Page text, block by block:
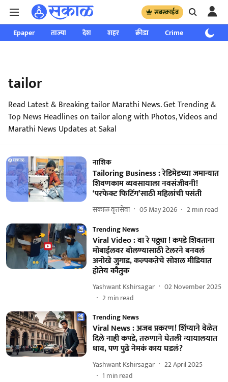
सबस्क्राईब
Epaper ताज्या देश शहर क्रीडा Crime साप्ताहिक
tailor
Read Latest & Breaking tailor Marathi News. Get Trending &
Top News Headlines on tailor along with Photos, Videos and
Marathi News Updates at Sakal
नाशिक
Tailoring Business : रेडिमेडच्या जमान्यात
शिवणकाम व्यवसायाला नवसंजीवनी!
‘परफेक्ट फिटिंग’साठी महिलांची पसंती
सकाळ वृत्तसेवा 05 May 2026 2min read
Trending News
Viral Video : वा रे पठ्ठ्या ! कपडे शिवताना
मोबाईलवर बोलण्यासाठी टेलरने बनवलं
अनोखे जुगाड, कल्पकतेचे सोशल मीडियात
होतेय कौतुक
Yashwant Kshirsagar
02 November 2025
2min read
Trending News
Viral News : अजब प्रकरण! शिंप्याने वेळेत
दिले नाही कपडे, तरुणाने घेतली न्यायालयात
धाव, पण पुढे नेमकं काय घडलं?
Yashwant Kshirsagar
22 April 2025
1 min read